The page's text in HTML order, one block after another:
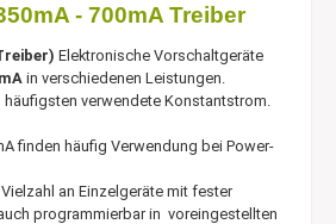
- 700mA Treiber
Elektronische Vorschaltgeräte
in verschiedenen Leistungen.
häufigsten verwendete Konstantstrom.
finden häufig Verwendung bei Power-
an Einzelgeräte mit fester
programmierbar in voreingestellten